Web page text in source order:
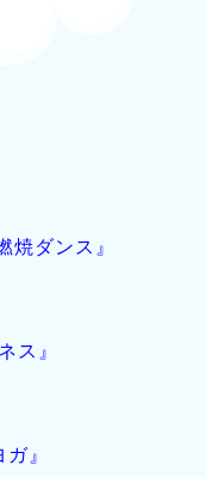
焼ダンス』
ス』
』